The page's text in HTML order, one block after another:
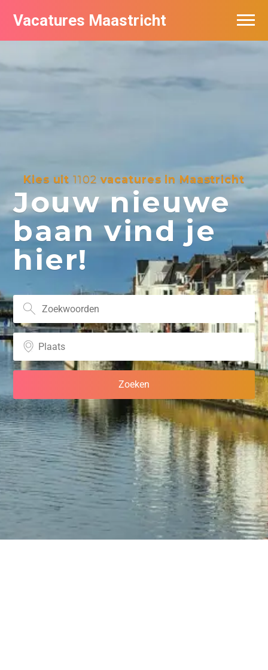
Vacatures Maastricht
Kies uit1102 vacatures in Maastricht
Jouw nieuwe
baan vind je
hier!
Vacatures per bedrijf in Maastricht
De populairste vacatures in Maastricht